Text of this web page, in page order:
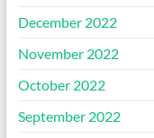
December 2022
November 2022
October 2022
September 2022